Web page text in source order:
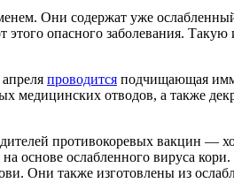
Они содержат уже
этого опасного заболевания.
проводится подчищающая
медицинских отводов, а также
противокоревых вакцин —
основе ослабленного вируса
Они также изготовлены из